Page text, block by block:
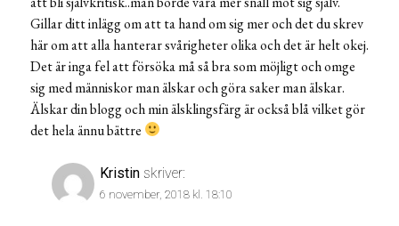
Gillar ditt inlägg om att ta hand om sig mer och det du skrev
här om att alla hanterar svårigheter olika och det är helt okej.
Det är inga fel att försöka må så bra som möjligt och omge
sig med människor man älskar och göra saker man älskar.
Älskar din blogg och min älsklingsfärg är också blå vilket gör
det hela ännu bättre
Kristin skriver:
6 november, 2018 kl. 18:10